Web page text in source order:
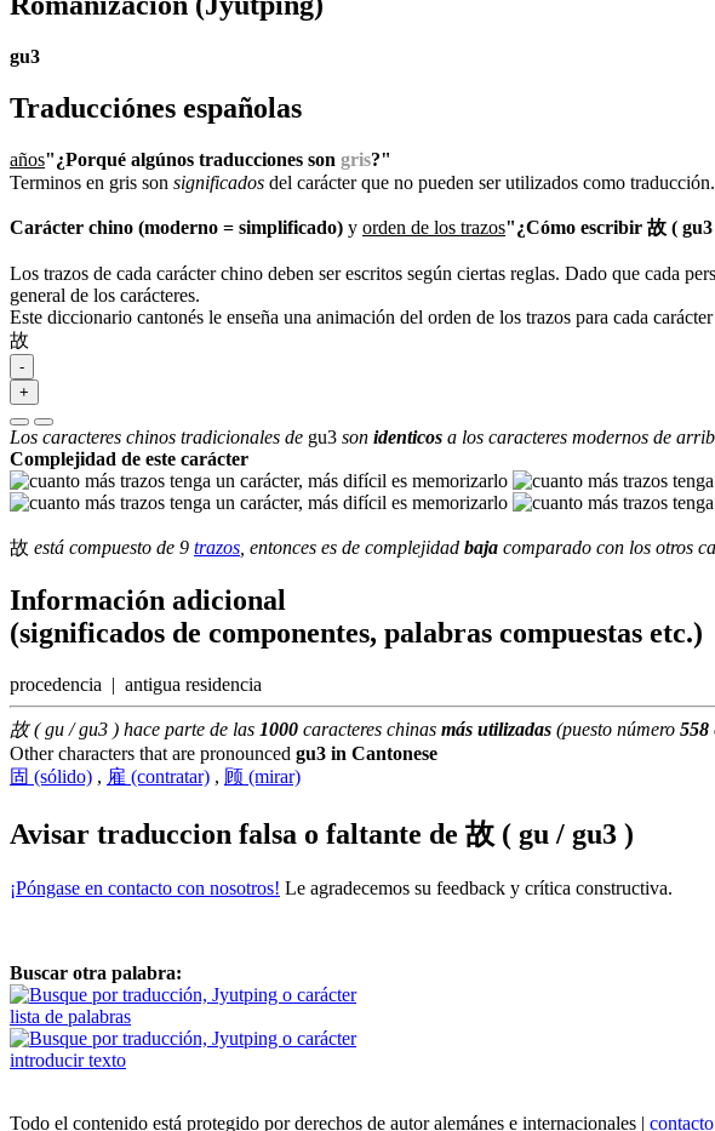
gu3
Traducciónes españolas
años"¿Porqué algúnos traducciones son gris?"
Terminos en gris son significados del carácter que no pueden ser utilizados como
Carácter chino (moderno = simplificado) y orden de los trazos"¿Cómo escribir 故 (
Los trazos de cada carácter chino deben ser escritos según ciertas reglas. Dado que cada
general de los carácteres.
Este diccionario cantonés le enseña una animación del orden de los trazos para cada
故
-
+
Los caracteres chinos tradicionales de gu3 son identicos a los caracteres modernos de
Complejidad de este carácter
故 está compuesto de 9 trazos , entonces es de complejidad baja comparado con los otros
Información adicional
(significados de componentes, palabras compuestas etc.)
procedencia | antigua residencia
故 ( gu / gu3 ) hace parte de las 1000 caracteres chinas más utilizadas (puesto número 558
Other characters that are pronounced gu3 in Cantonese
固 (sólido) , 雇 (contratar) , 顾 (mirar)
Avisar traduccion falsa o faltante de 故 ( gu / gu3 )
¡Póngase en contacto con nosotros! Le agradecemos su feedback y crítica constructiva.
Buscar otra palabra:
lista de palabras
introducir texto
Todo el contenido está protegido por derechos de autor alemánes e internacionales |